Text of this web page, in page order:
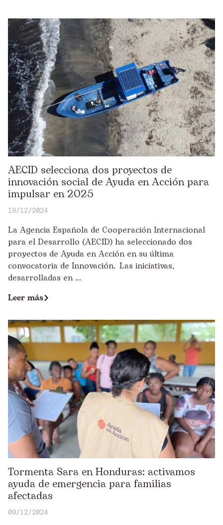
AECID selecciona dos proyectos de
innovación social de Ayuda en Acción para
impulsar en 2025
19/12/2024
La Agencia Española de Cooperación Internacional
para el Desarrollo (AECID) ha seleccionado dos
proyectos de Ayuda en Acción en su última
convocatoria de Innovación. Las iniciativas,
desarrolladas en ...
Leer más
Tormenta Sara en Honduras: activamos
ayuda de emergencia para familias
afectadas
09/12/2024